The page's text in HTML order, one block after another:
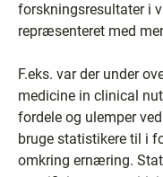
forskningsresultater i
repræsenteret med
F.eks. var der under
medicine in clinical
fordele og ulemper
bruge statistikere til i
omkring ernæring.